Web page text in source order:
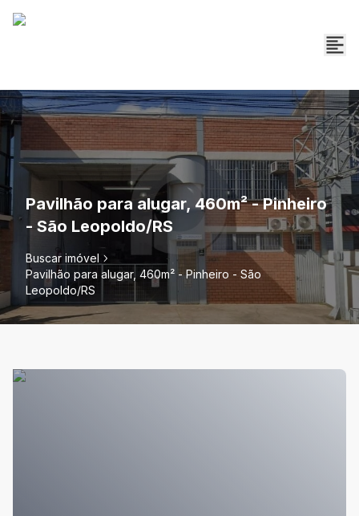
Pavilhão para alugar, 460m² - Pinheiro
- São Leopoldo/RS
Buscar imóvel
Pavilhão para alugar, 460m² - Pinheiro - São
Leopoldo/RS